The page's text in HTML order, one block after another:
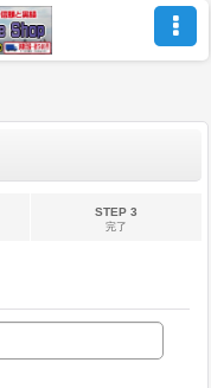
STEP 3
完了